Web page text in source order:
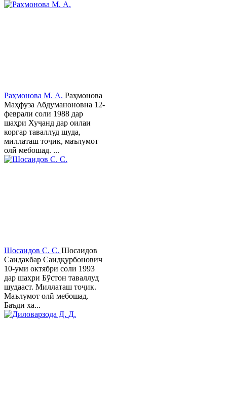
Раҳмонова М. А. Раҳмонова
Маҳфуза Абдуманоновна 12-
феврали соли 1988 дар
шаҳри Хуҷанд дар оилаи
коргар таваллуд шуда,
миллаташ тоҷик, маълумот
олӣ мебошад. ...
Шосаидов С. С. Шосаидов
Саидакбар Саидқурбонович
10-уми октябри соли 1993
дар шаҳри Бўстон таваллуд
шудааст. Миллаташ тоҷик.
Маълумот олӣ мебошад.
Баъди ха...